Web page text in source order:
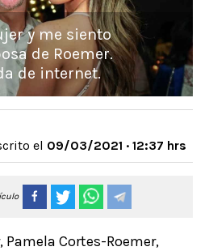
y me siento
de Roemer.
de internet.
el 09/03/2021 · 12:37 hrs
Cortes-Roemer,